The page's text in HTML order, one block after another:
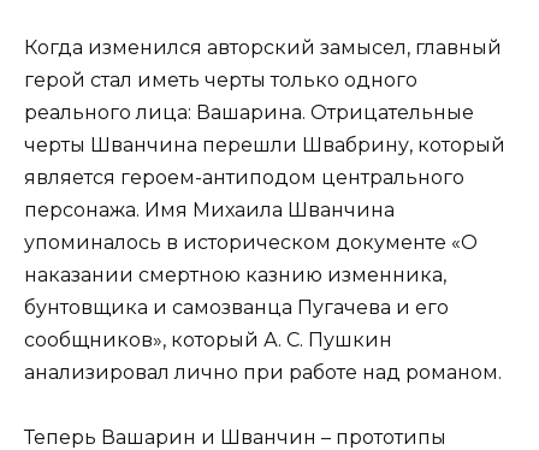
Когда изменился авторский замысел, главный
герой стал иметь черты только одного
реального лица: Вашарина. Отрицательные
черты Шванчина перешли Швабрину, который
является героем-антиподом центрального
персонажа. Имя Михаила Шванчина
упоминалось в историческом документе «О
наказании смертною казнию изменника,
бунтовщика и самозванца Пугачева и его
сообщников», который А. С. Пушкин
анализировал лично при работе над романом.
Теперь Вашарин и Шванчин – прототипы